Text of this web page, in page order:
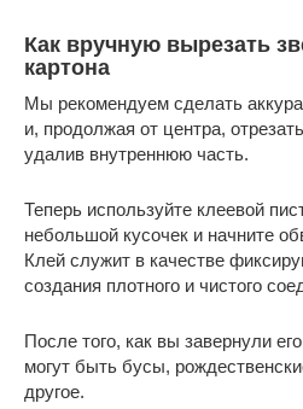
Как вручную вырезать
картона
Мы рекомендуем сделать
и, продолжая от центра,
удалив внутреннюю часть.
Теперь используйте клеевой
небольшой кусочек и начните
Клей служит в качестве
создания плотного и чистого
После того, как вы завернули
могут быть бусы,
другое.